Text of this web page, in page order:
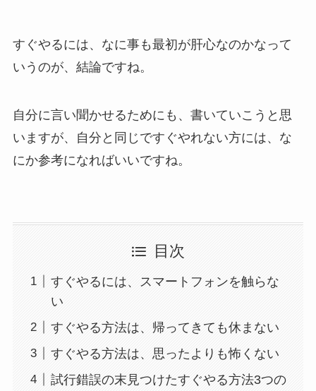
すぐやるには、なに事も最初が肝心なのかなって
いうのが、結論ですね。
自分に言い聞かせるためにも、書いていこうと思
いますが、自分と同じですぐやれない方には、な
にか参考になればいいですね。
目次
すぐやるには、スマートフォンを触らな
い
すぐやる方法は、帰ってきても休まない
すぐやる方法は、思ったよりも怖くない
試行錯誤の末見つけたすぐやる方法3つの